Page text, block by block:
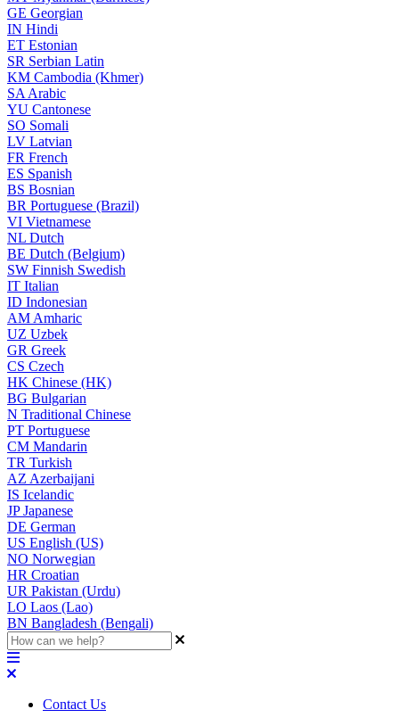
GE Georgian
IN Hindi
ET Estonian
SR Serbian Latin
KM Cambodia (Khmer)
SA Arabic
YU Cantonese
SO Somali
LV Latvian
FR French
ES Spanish
BS Bosnian
BR Portuguese (Brazil)
VI Vietnamese
NL Dutch
BE Dutch (Belgium)
SW Finnish Swedish
IT Italian
ID Indonesian
AM Amharic
UZ Uzbek
GR Greek
CS Czech
HK Chinese (HK)
BG Bulgarian
N Traditional Chinese
PT Portuguese
CM Mandarin
TR Turkish
AZ Azerbaijani
IS Icelandic
JPJapanese
DE German
US English (US)
NO Norwegian
HR Croatian
UR Pakistan (Urdu)
LO Laos (Lao)
BN Bangladesh (Bengali)
Contact Us